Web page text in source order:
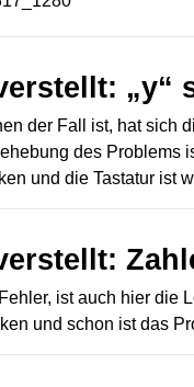
„y“
der Fall ist, hat sich
des Problems
und die Tastatur ist
ist auch hier die
und schon ist das